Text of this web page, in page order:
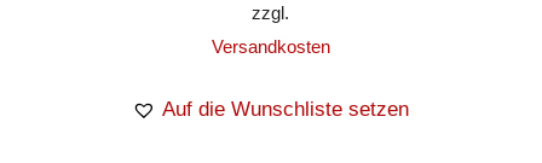
zzgl.
Versandkosten
Auf die Wunschliste setzen